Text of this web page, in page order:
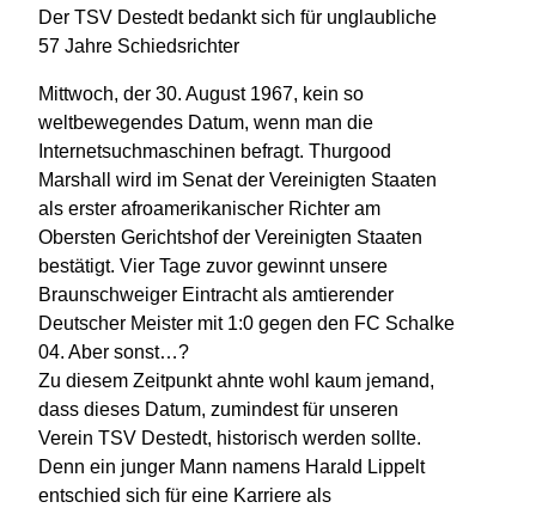
Der TSV Destedt bedankt sich für unglaubliche
57 Jahre Schiedsrichter
Mittwoch, der 30. August 1967, kein so
weltbewegendes Datum, wenn man die
Internetsuchmaschinen befragt. Thurgood
Marshall wird im Senat der Vereinigten Staaten
als erster afroamerikanischer Richter am
Obersten Gerichtshof der Vereinigten Staaten
bestätigt. Vier Tage zuvor gewinnt unsere
Braunschweiger Eintracht als amtierender
Deutscher Meister mit 1:0 gegen den FC Schalke
04. Aber sonst…?
Zu diesem Zeitpunkt ahnte wohl kaum jemand,
dass dieses Datum, zumindest für unseren
Verein TSV Destedt, historisch werden sollte.
Denn ein junger Mann namens Harald Lippelt
entschied sich für eine Karriere als